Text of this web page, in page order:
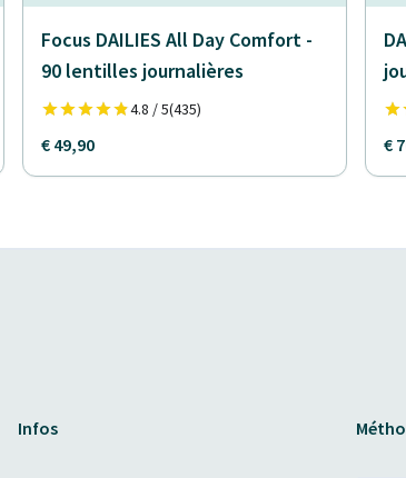
Focus DAILIES All Day Comfort -
90 lentilles journalières
4.8 / 5(435)
€ 49,90 €
Infos